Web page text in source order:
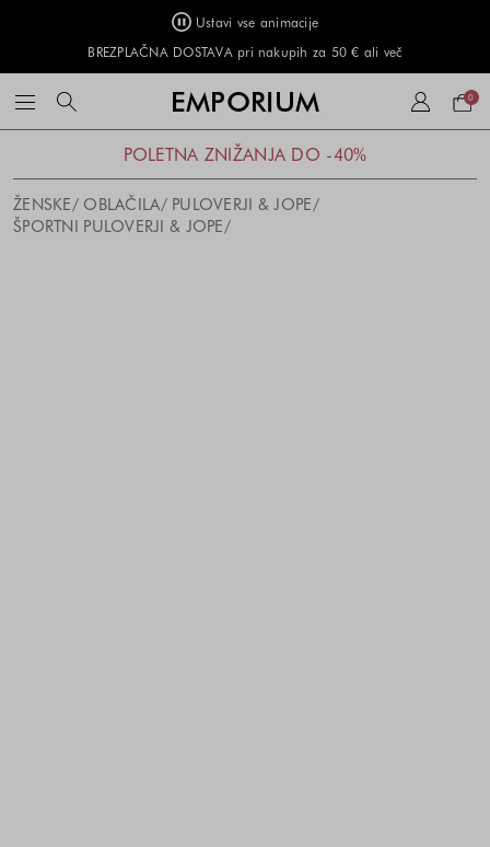
Ustavi vse animacije
BREZPLAČNA DOSTAVA pri nakupih za 50 € ali več
EMPORIUM 0
POLETNA ZNIŽANJA DO -40%
ŽENSKE OBLAČILA PULOVERJI & JOPE
ŠPORTNI PULOVERJI & JOPE